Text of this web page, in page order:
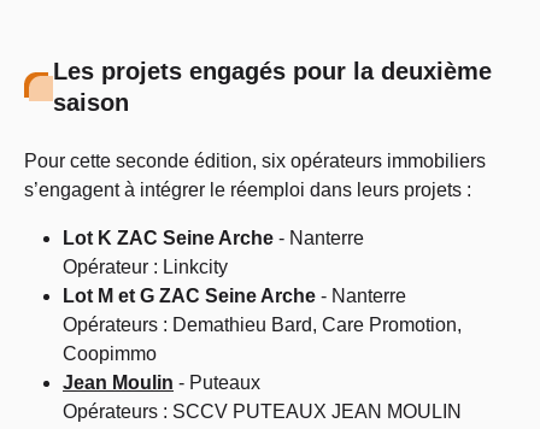
Les projets engagés pour la deuxième
saison
Pour cette seconde édition, six opérateurs immobiliers
s’engagent à intégrer le réemploi dans leurs projets :
Lot K ZAC Seine Arche - Nanterre
Opérateur : Linkcity
Lot M et G ZAC Seine Arche - Nanterre
Opérateurs : Demathieu Bard, Care Promotion,
Coopimmo
Jean Moulin - Puteaux
Opérateurs : SCCV PUTEAUX JEAN MOULIN